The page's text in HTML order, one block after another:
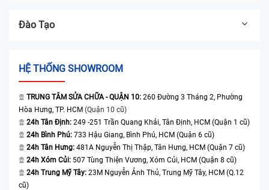
Đào Tạo
HỆ THỐNG SHOWROOM
TRUNG TÂM SỬA CHỮA - QUẬN 10: 260 Đường 3 Tháng 2, Phường
Hòa Hưng, TP. HCM (Quận 10 cũ)
24h Tân Định: 249 -251 Trần Quang Khải, Tân Định, HCM (Quận 1 cũ)
24h Bình Phú: 733 Hậu Giang, Bình Phú, HCM (Quận 6 cũ)
24h Tân Hưng: 481A Nguyễn Thị Thập, Tân Hưng, HCM (Quận 7 cũ)
24h Xóm Củi: 507 Tùng Thiện Vương, Xóm Củi, HCM (Quận 8 cũ)
24h Trung Mỹ Tây: 23M Nguyễn Ảnh Thủ, Trung Mỹ Tây, HCM (Q.12
cũ)